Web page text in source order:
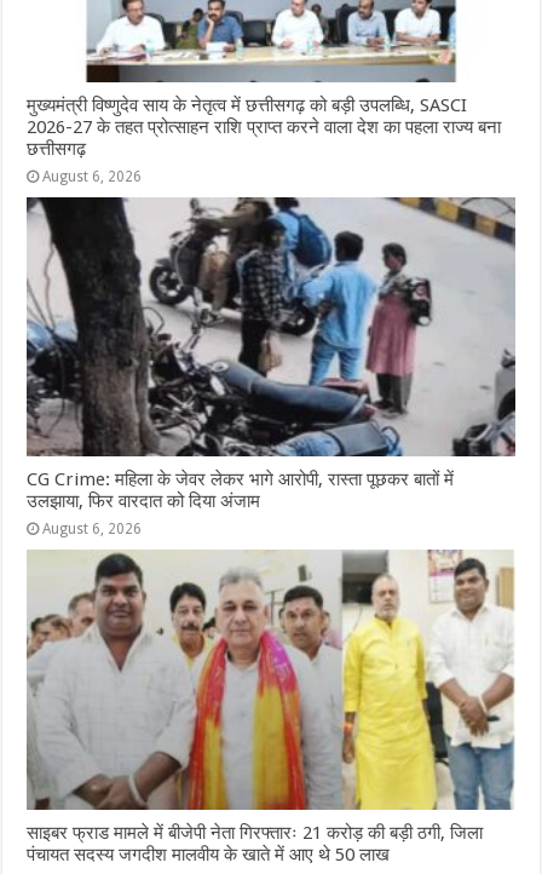
मुख्यमंत्री विष्णुदेव साय के नेतृत्व में छत्तीसगढ़ को बड़ी उपलब्धि, SASCI
2026-27 के तहत प्रोत्साहन राशि प्राप्त करने वाला देश का पहला राज्य बना
छत्तीसगढ़
August 6, 2026
CG Crime: महिला के जेवर लेकर भागे आरोपी, रास्ता पूछकर बातों में
उलझाया, फिर वारदात को दिया अंजाम
August 6, 2026
साइबर फ्राड मामले में बीजेपी नेता गिरफ्तारः 21 करोड़ की बड़ी ठगी, जिला
पंचायत सदस्य जगदीश मालवीय के खाते में आए थे 50 लाख